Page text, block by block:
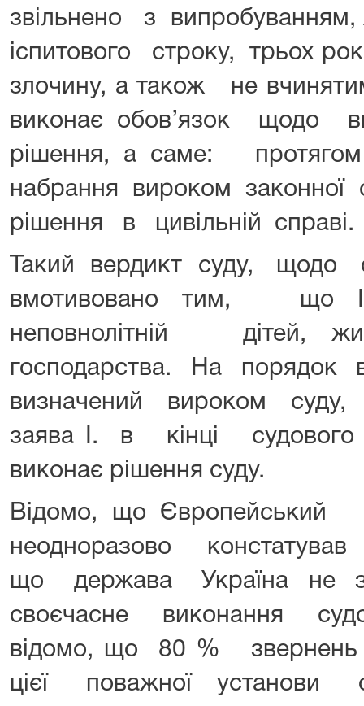
звільнено з
іспитового строку, трьох
злочину, а також не
виконає обов’язок щодо
рішення, а саме:
набрання вироком
рішення в цивільній справі.
Такий вердикт суду,
вмотивовано тим,
неповнолітній дітей,
господарства. На порядок
визначений вироком
заява І. в кінці
виконає рішення суду.
Відомо, що
неодноразово
що держава Україна не
своєчасне виконання
відомо, що 80 % звернень
цієї поважної